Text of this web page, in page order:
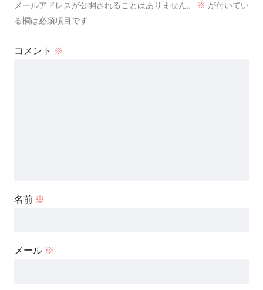
メールアドレスが公開されることはありません。 ※ が付いてい
る欄は必須項目です
コメント ※
名前 ※
メール ※